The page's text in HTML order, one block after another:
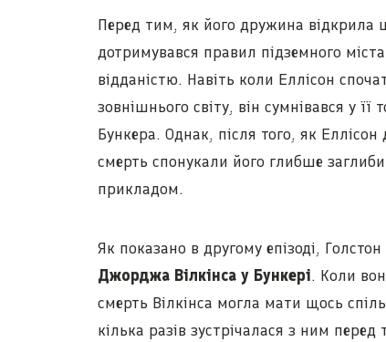
Перед тим, як його дружина відкрила
дотримувався правил підземного
відданістю. Навіть коли Еллісон
зовнішнього світу, він сумнівався у
Бункера. Однак, після того, як
смерть спонукали його глибше
прикладом.
Як показано в другому епізоді,
Джорджа Вілкінса у Бункері. Коли
смерть Вілкінса могла мати щось
кілька разів зустрічалася з ним